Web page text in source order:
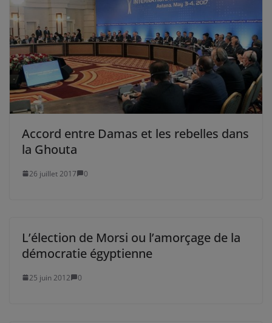
Accord entre Damas et les rebelles dans
la Ghouta
26 juillet 2017 0
L’élection de Morsi ou l’amorçage de la
démocratie égyptienne
25 juin 2012 0